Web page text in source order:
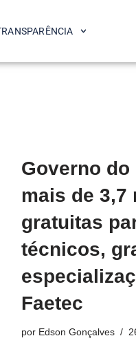
Governo do
mais de 3,7
gratuitas
técnicos,
Faetec
por Edson Gonçalves